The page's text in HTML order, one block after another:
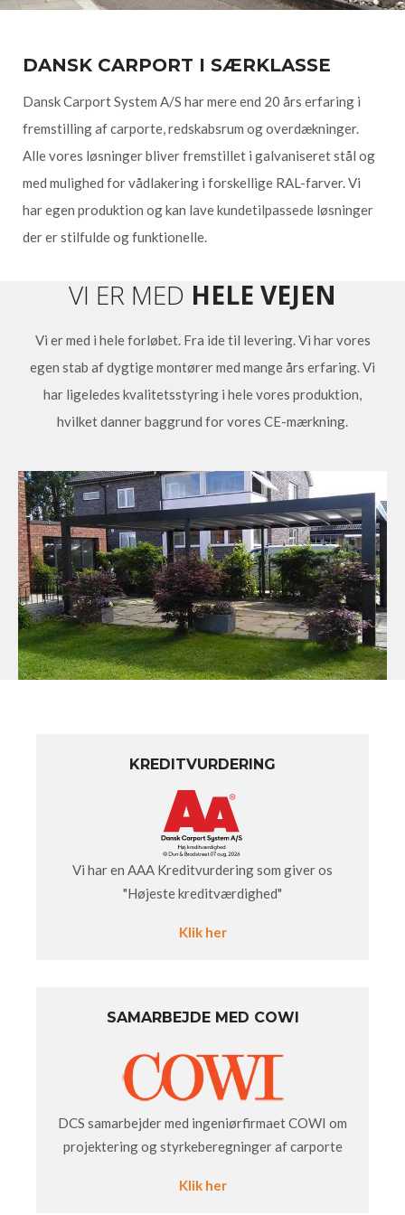
DANSK CARPORT I SÆRKLASSE
Dansk Carport System A/S har mere end 20 års erfaring i
fremstilling af carporte, redskabsrum og overdækninger.
Alle vores løsninger bliver fremstillet i galvaniseret stål og
med mulighed for vådlakering i forskellige RAL-farver. Vi
har egen produktion og kan lave kundetilpassede løsninger
der er stilfulde og funktionelle.
VI ER MED HELE VEJEN
Vi er med i hele forløbet. Fra ide til levering. Vi har vores
egen stab af dygtige montører med mange års erfaring. Vi
har ligeledes kvalitetsstyring i hele vores produktion,
hvilket danner baggrund for vores CE-mærkning.
KREDITVURDERING
Vi har en AAA Kreditvurdering som giver os
"Højeste kreditværdighed"
Klik her
SAMARBEJDE MED COWI
DCS samarbejder med ingeniørfirmaet COWI om
projektering og styrkeberegninger af carporte
Klik her